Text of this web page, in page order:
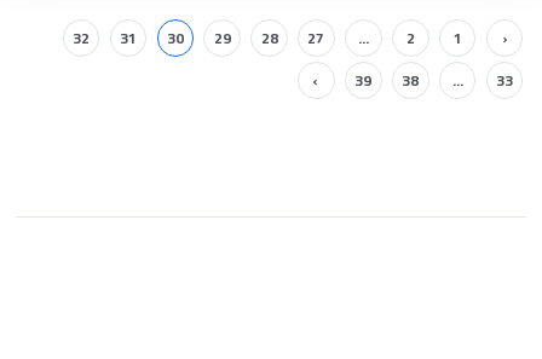
‹
1
2
...
27
28
29
30
31
32
33
...
38
39
›